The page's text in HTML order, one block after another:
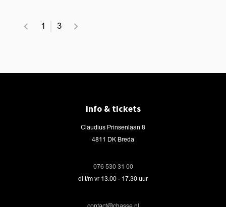
1 3
info & tickets
Claudius Prinsenlaan 8
4811 DK Breda
076 530 31 00
di t/m vr 13.00 - 17.30 uur